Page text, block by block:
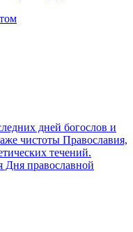
дней богослов и
чистоты Православия,
течений.
Дня православной